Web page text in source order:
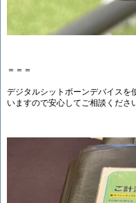
＝＝＝
デジタルシットボーンデバイスを
いますので安心してご相談くださ